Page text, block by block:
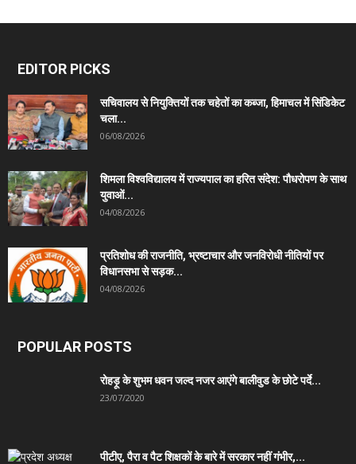
EDITOR PICKS
सचिवालय से नियुक्तियों तक चहेतों का कब्जा, हिमाचल में सिंडिकेट
चला...
06/08/2026
शिमला विश्वविद्यालय में राज्यपाल का हरित संदेश: पौधरोपण के साथ
युवाओं...
04/08/2026
प्रतिशोध की राजनीति, भ्रष्टाचार और जनविरोधी नीतियों पर
विधानसभा से सड़क...
04/08/2026
POPULAR POSTS
रोहड़ू के शुभम धवन जल्द नजर आएंगे बालीवुड के छोटे पर्दे...
23/07/2020
पीटीए, पैरा व पैट शिक्षकों के बारे में सरकार नहीं गंभीर,...